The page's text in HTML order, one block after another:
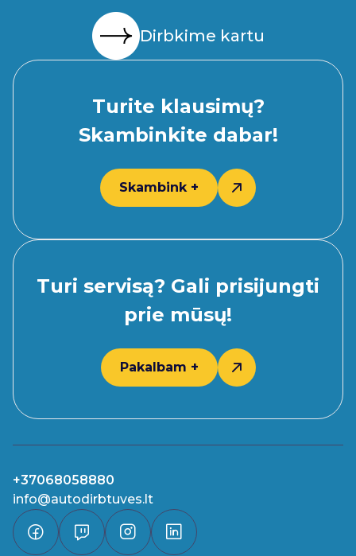
Dirbkime kartu
Turite klausimų?
Skambinkite dabar!
Skambink +
Turi servisą? Gali prisijungti
prie mūsų!
Pakalbam +
+37068058880
info@autodirbtuves.lt